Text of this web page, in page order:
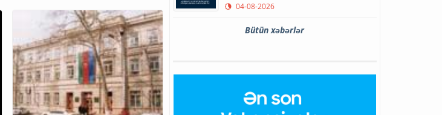
04-08-2026
Bütün xəbərlər